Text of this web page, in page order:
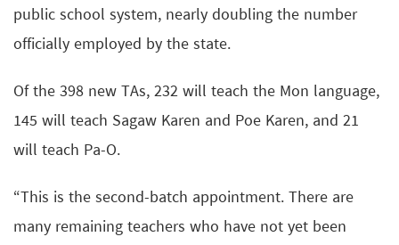
public school system, nearly doubling the number
officially employed by the state.
Of the 398 new TAs, 232 will teach the Mon language,
145 will teach Sagaw Karen and Poe Karen, and 21
will teach Pa-O.
“This is the second-batch appointment. There are
many remaining teachers who have not yet been